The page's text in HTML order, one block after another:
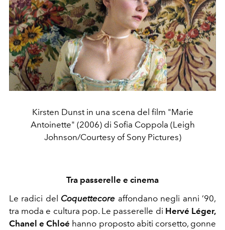
Kirsten Dunst in una scena del film "Marie
Antoinette" (2006) di Sofia Coppola (Leigh
Johnson/Courtesy of Sony Pictures)
Tra passerelle e cinema
Le radici del Coquettecore affondano negli anni ’90,
tra moda e cultura pop. Le passerelle di Hervé Léger,
Chanel e Chloé hanno proposto abiti corsetto, gonne